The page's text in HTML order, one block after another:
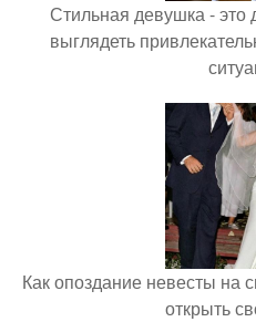
Стильная девушка - это
выглядеть
Как опоздание невесты на
открыть